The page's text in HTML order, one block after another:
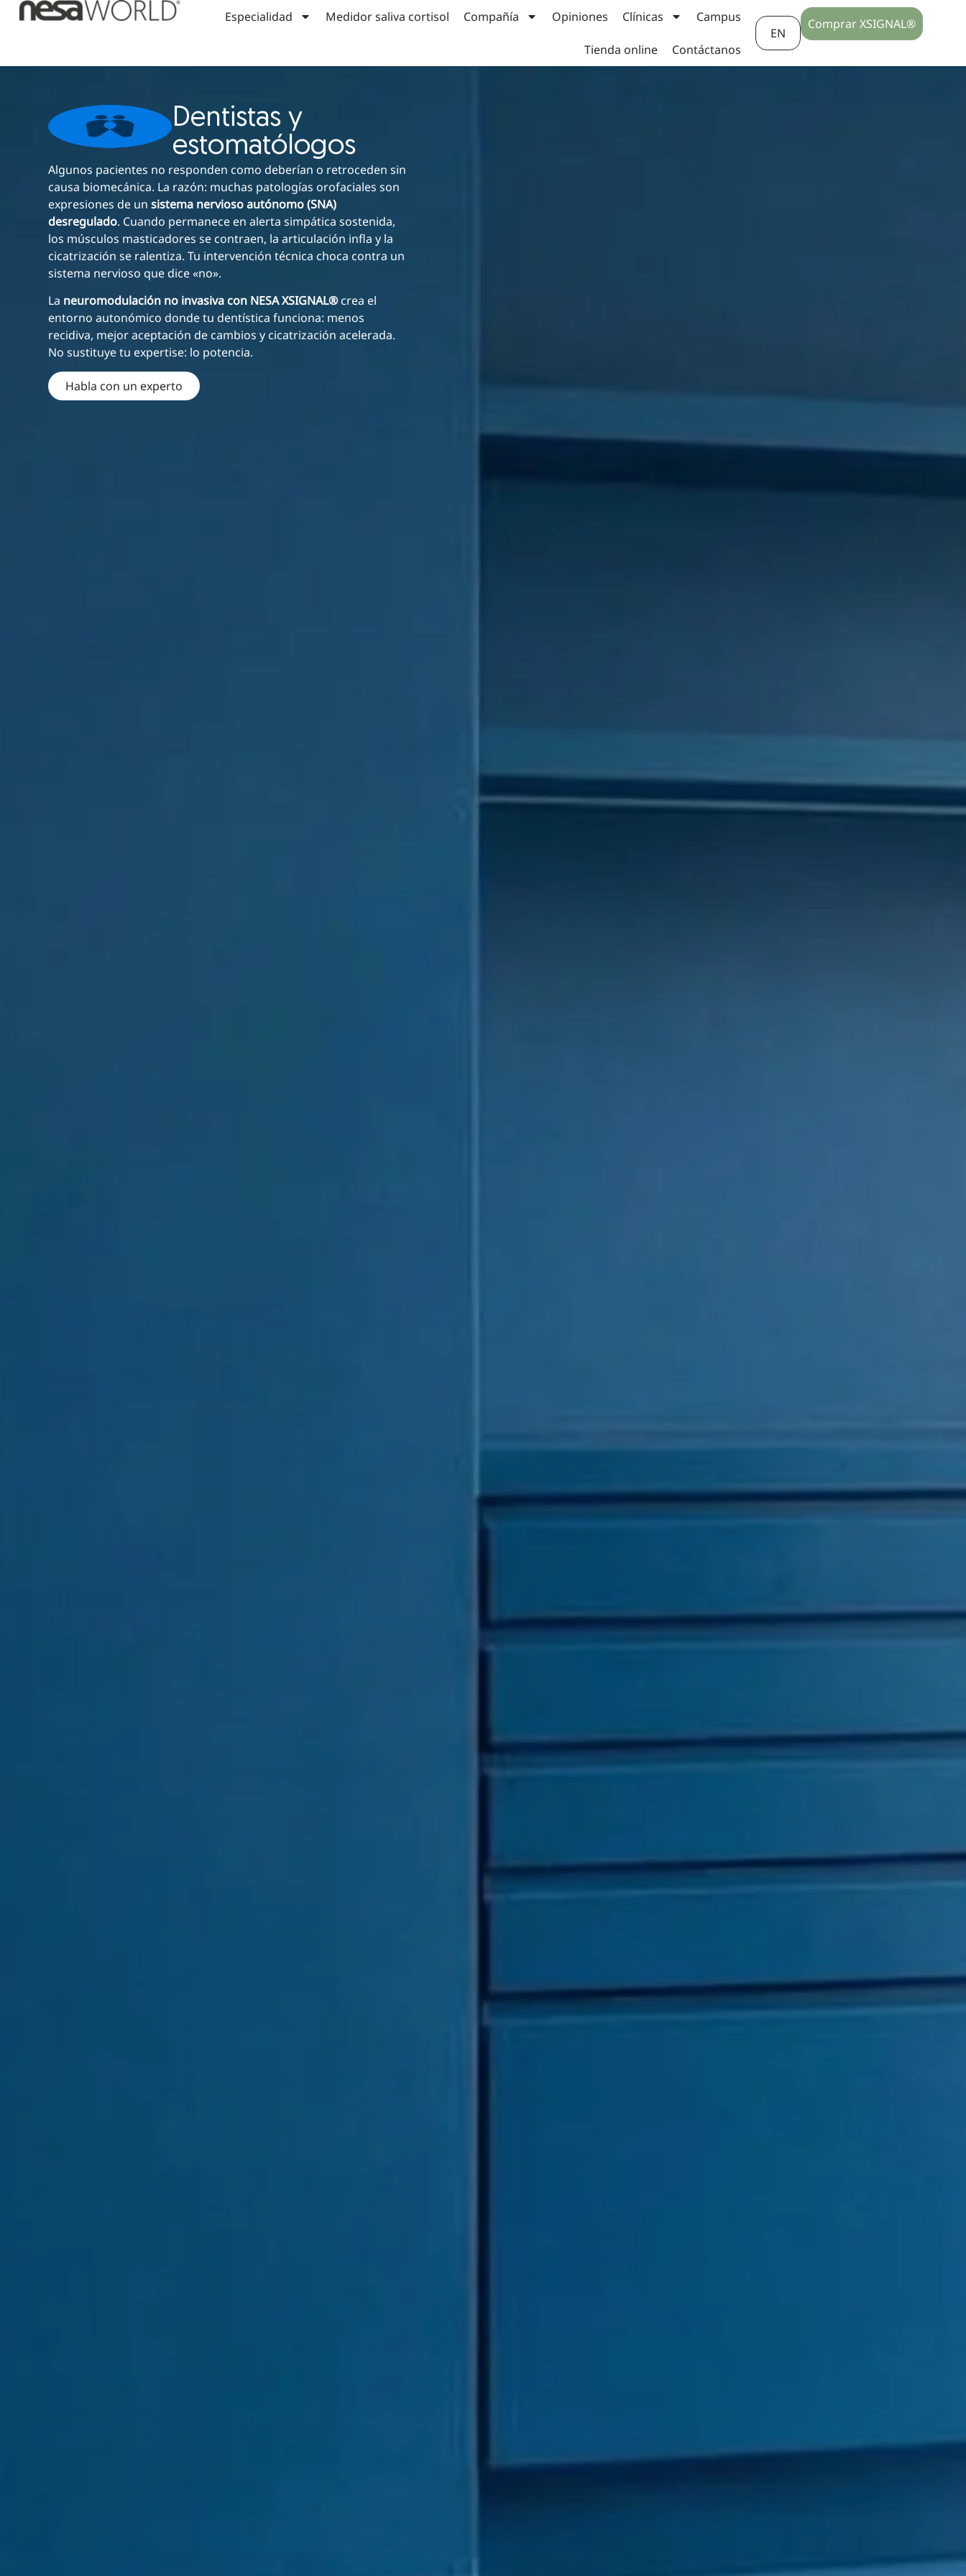
Especialidad Medidor saliva cortisol Compañía Opiniones Clínicas Campus
Tienda online Contáctanos
EN
Comprar XSIGNAL®
Dentistas y
estomatólogos
Algunos pacientes no responden como deberían o retroceden sin
causa biomecánica. La razón: muchas patologías orofaciales son
expresiones de unsistema nervioso autónomo (SNA)
desregulado. Cuando permanece en alerta simpática sostenida,
los músculos masticadores se contraen, la articulación infla y la
cicatrización se ralentiza. Tu intervención técnica choca contra un
sistema nervioso que dice «no».
La neuromodulación no invasiva con NESA XSIGNAL®crea el
entorno autonómico donde tu dentística funciona: menos
recidiva, mejor aceptación de cambios y cicatrización acelerada.
No sustituye tu expertise: lo potencia.
Habla con un experto